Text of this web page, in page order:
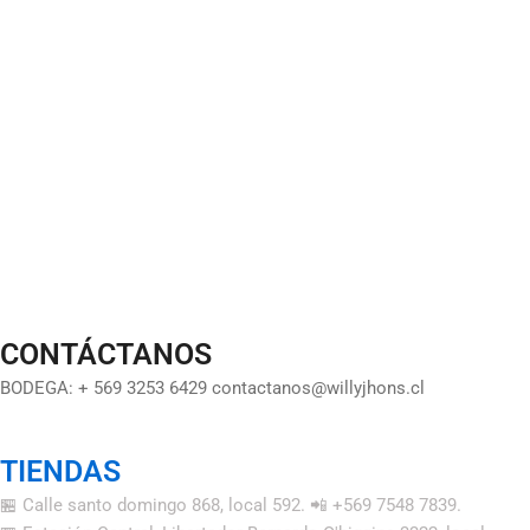
CONTÁCTANOS
BODEGA: + 569 3253 6429 contactanos@willyjhons.cl
TIENDAS
🏪 Calle santo domingo 868, local 592. 📲 +569 7548 7839.